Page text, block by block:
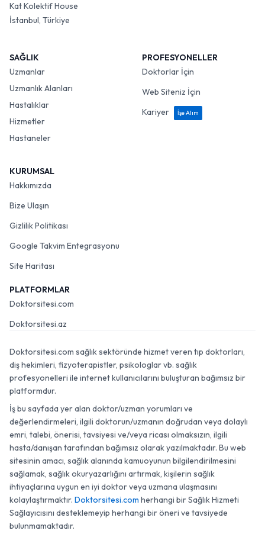
Kat Kolektif House
İstanbul, Türkiye
SAĞLIK
Uzmanlar
Uzmanlık Alanları
Hastalıklar
Hizmetler
Hastaneler
PROFESYONELLER
Doktorlar İçin
Web Siteniz İçin
Kariyer
İşe Alım
KURUMSAL
Hakkımızda
Bize Ulaşın
Gizlilik Politikası
Google Takvim Entegrasyonu
Site Haritası
PLATFORMLAR
Doktorsitesi.com
Doktorsitesi.az
Doktorsitesi.com sağlık sektöründe hizmet veren tıp doktorları,
diş hekimleri, fizyoterapistler, psikologlar vb. sağlık
profesyonelleri ile internet kullanıcılarını buluşturan bağımsız bir
platformdur.
İş bu sayfada yer alan doktor/uzman yorumları ve
değerlendirmeleri, ilgili doktorun/uzmanın doğrudan veya dolaylı
emri, talebi, önerisi, tavsiyesi ve/veya ricası olmaksızın, ilgili
hasta/danışan tarafından bağımsız olarak yazılmaktadır. Bu web
sitesinin amacı, sağlık alanında kamuoyunun bilgilendirilmesini
sağlamak, sağlık okuryazarlığını artırmak, kişilerin sağlık
ihtiyaçlarına uygun en iyi doktor veya uzmana ulaşmasını
kolaylaştırmaktır. Doktorsitesi.com herhangi bir Sağlık Hizmeti
Sağlayıcısını desteklemeyip herhangi bir öneri ve tavsiyede
bulunmamaktadır.